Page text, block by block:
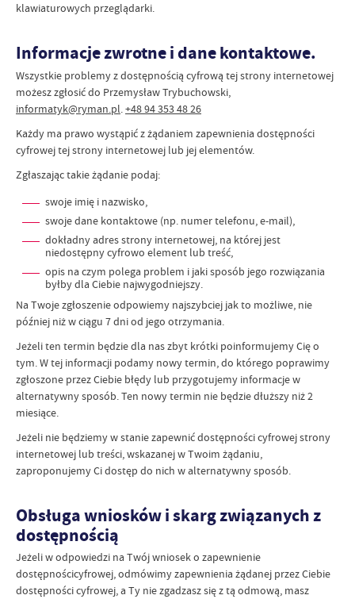
klawiaturowych przeglądarki.
Informacje zwrotne i dane kontaktowe.
Wszystkie problemy z dostępnością cyfrową tej strony internetowej
możesz zgłosić do Przemysław Trybuchowski,
informatyk@ryman.pl.+48 94 353 48 26
Każdy ma prawo wystąpić z żądaniem zapewnienia dostępności
cyfrowej tej strony internetowej lub jej elementów.
Zgłaszając takie żądanie podaj:
swoje imię i nazwisko,
swoje dane kontaktowe (np. numer telefonu, e-mail),
dokładny adres strony internetowej, na której jest
niedostępny cyfrowo element lub treść,
opis na czym polega problem i jaki sposób jego rozwiązania
byłby dla Ciebie najwygodniejszy.
Na Twoje zgłoszenie odpowiemy najszybciej jak to możliwe, nie
później niż w ciągu 7 dni od jego otrzymania.
Jeżeli ten termin będzie dla nas zbyt krótki poinformujemy Cię o
tym. W tej informacji podamy nowy termin, do którego poprawimy
zgłoszone przez Ciebie błędy lub przygotujemy informacje w
alternatywny sposób. Ten nowy termin nie będzie dłuższy niż 2
miesiące.
Jeżeli nie będziemy w stanie zapewnić dostępności cyfrowej strony
internetowej lub treści, wskazanej w Twoim żądaniu,
zaproponujemy Ci dostęp do nich w alternatywny sposób.
Obsługa wniosków i skarg związanych z
dostępnością
Jeżeli w odpowiedzi na Twój wniosek o zapewnienie
dostępnościcyfrowej, odmówimy zapewnienia żądanej przez Ciebie
dostępności cyfrowej, a Ty nie zgadzasz się z tą odmową, masz